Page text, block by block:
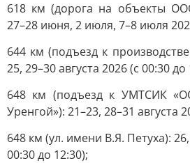
618 км (дорога на объекты
27–28 июня, 2 июля, 7–8 июля
644 км (подъезд к
25, 29–30 августа 2026 (с 00:30 до
648 км (подъезд к УМТСИК
Уренгой»): 21–23, 28–31 августа
648 км (ул. имени В.Я. Петуха): 26,
00:30 до 12:30);